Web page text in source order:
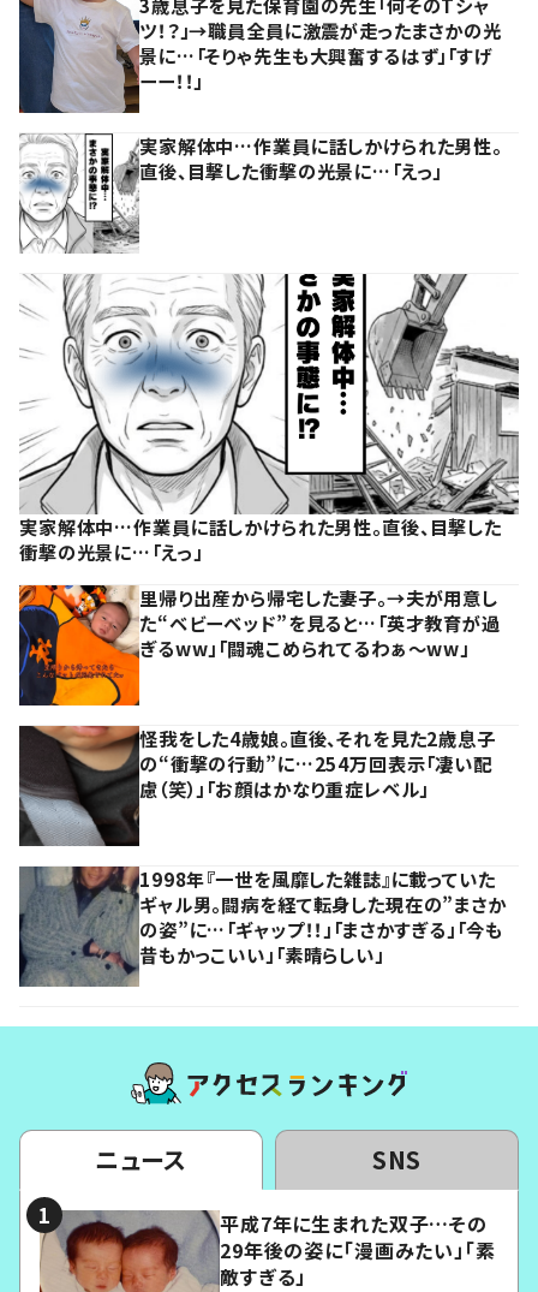
ツ！？」→職員全員に激震が走ったまさかの光
景に…「そりゃ先生も大興奮するはず」「すげ
ーー！！」
実家解体中…作業員に話しかけられた男性。
直後、目撃した衝撃の光景に…「えっ」
実家解体中…作業員に話しかけられた男性。直後、目撃した
衝撃の光景に…「えっ」
里帰り出産から帰宅した妻子。→夫が用意し
た“ベビーベッド”を見ると…「英才教育が過
ぎるww」「闘魂こめられてるわぁ～ww」
怪我をした4歳娘。直後、それを見た2歳息子
の“衝撃の行動”に…254万回表示「凄い配
慮（笑）」「お顔はかなり重症レベル」
1998年『一世を風靡した雑誌』に載っていた
ギャル男。闘病を経て転身した現在の”まさか
の姿”に…「ギャップ！！」「まさかすぎる」「今も
昔もかっこいい」「素晴らしい」
ニュース SNS
平成7年に生まれた双子…その
29年後の姿に「漫画みたい」「素
敵すぎる」